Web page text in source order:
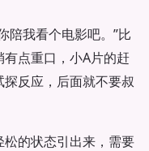
陪我看个电影吧。”比
点重口，小A片的赶
反应，后面就不要叔
的状态引出来，需要